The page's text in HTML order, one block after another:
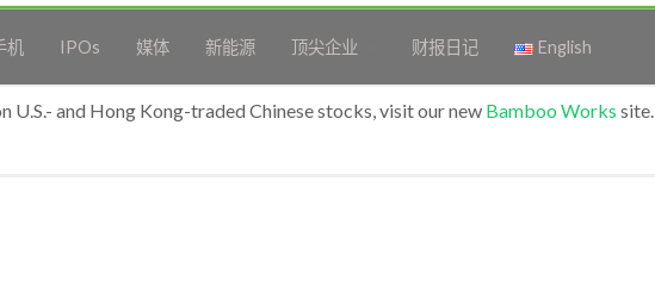
机 IPOs 媒体 新能源 顶尖企业 财报日记 English
U.S.- and Hong Kong-traded Chinese stocks, visit our new Bamboo Works site.